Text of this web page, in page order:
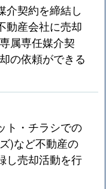
介契約を締結し
動産会社に売却
属専任媒介契
の依頼ができる
ト・チラシでの
)など不動産の
し売却活動を行